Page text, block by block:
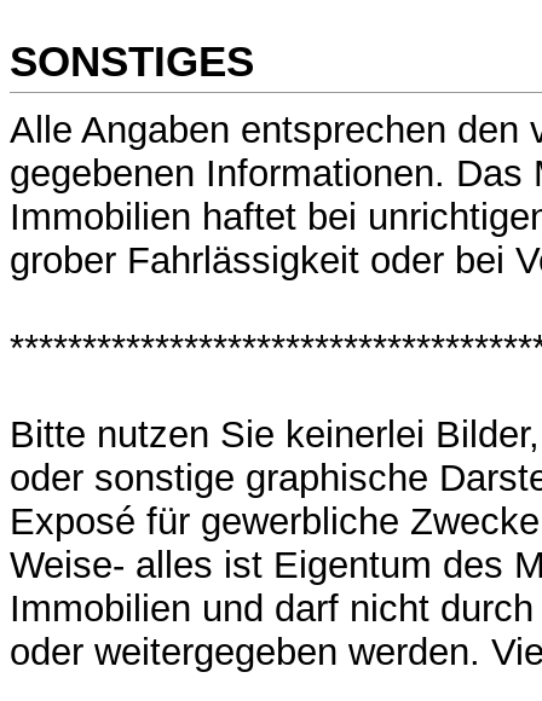
SONSTIGES
Alle Angaben entsprechen den
gegebenen Informationen. Das
Immobilien haftet bei
grober Fahrlässigkeit oder bei
Bitte nutzen Sie keinerlei
oder sonstige graphische
Exposé für gewerbliche
Weise- alles ist Eigentum des
Immobilien und darf nicht
oder weitergegeben werden.